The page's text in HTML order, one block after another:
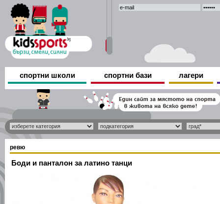
спортни школи спортни бази лагери
ревю
Боди и панталон за латино танци